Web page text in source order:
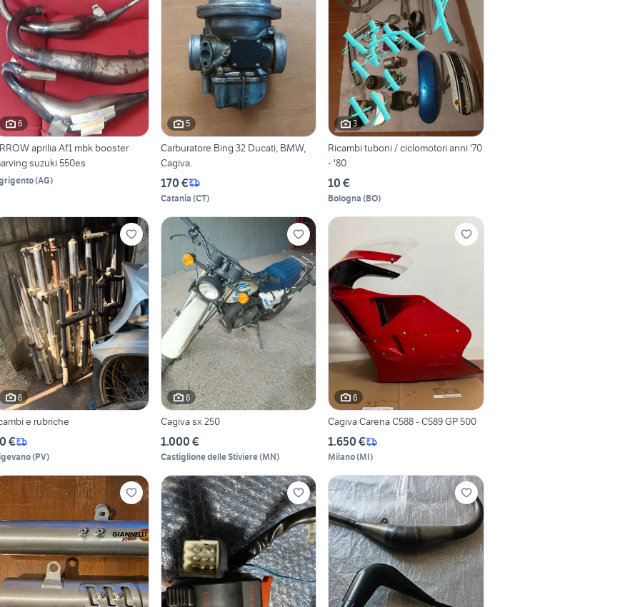
6
aprilia Af1 mbk booster
suzuki 550es
(AG)
5
Carburatore Bing 32 Ducati, BMW,
Cagiva.
170 €
Catania (CT)
3
Ricambi tuboni / ciclomotori anni '70
- '80
10 €
Bologna (BO)
6
e rubriche
€
(PV)
6
Cagiva sx 250
1.000 €
Castiglione delle Stiviere(MN)
6
Cagiva Carena C588 - C589 GP 500
1.650 €
Milano(MI)